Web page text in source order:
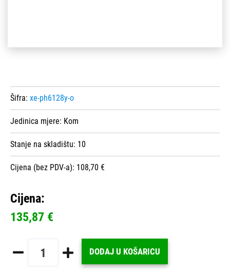
Šifra: xe-ph6128y-o
Jedinica mjere: Kom
Stanje na skladištu: 10
Cijena (bez PDV-a): 108,70 €
Cijena:
135,87 €
DODAJ U KOŠARICU